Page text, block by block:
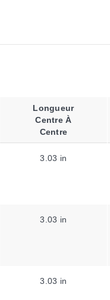
Longueur
Centre À
Centre
3.03 in
3.03 in
3.03 in